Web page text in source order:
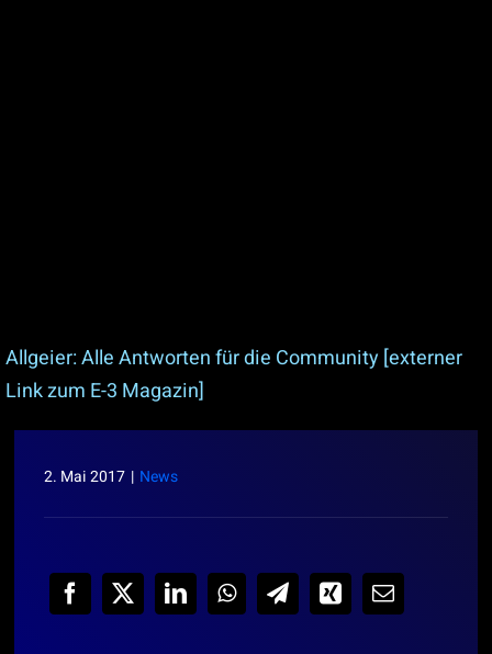
Allgeier: Alle Antworten für die Community [externer
Link zum E-3 Magazin]
2. Mai 2017 | News